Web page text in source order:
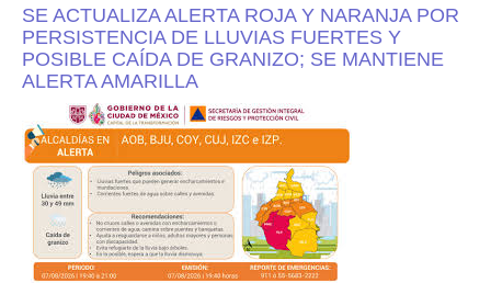
SE ACTUALIZA ALERTA ROJA Y NARANJA POR
PERSISTENCIA DE LLUVIAS FUERTES Y
POSIBLE CAÍDA DE GRANIZO; SE MANTIENE
ALERTA AMARILLA